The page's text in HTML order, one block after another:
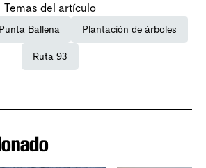
Temas del artículo
Ballena Plantación de árboles
Ruta 93